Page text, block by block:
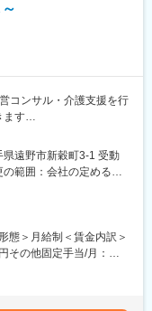
分、実働8時間）、土曜
日…9時～18時（休憩60
実働8時間）
コンサル・介護支援を行
ます
者様との会話を通し
薬などを確認しながら
て、患者様の健康生活
域医療の担い手として
県遠野市新穀町3-1 受動
範囲：会社の定める事
態＞月給制＜賃金内訳＞
その他固定手当/月：